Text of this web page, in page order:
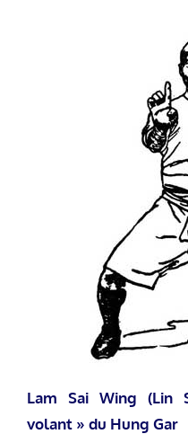
Lam Sai Wing (Lin
volant » du Hung Gar